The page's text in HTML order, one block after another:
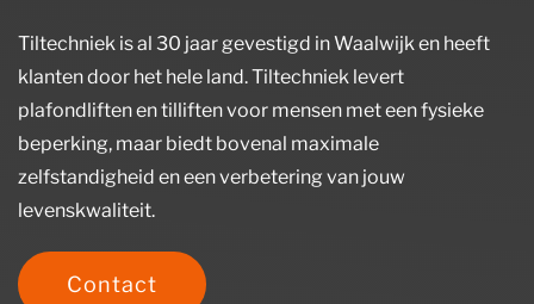
Tiltechniek is al 30 jaar gevestigd in Waalwijk en heeft
klanten door het hele land. Tiltechniek levert
plafondliften en tilliften voor mensen met een fysieke
beperking, maar biedt bovenal maximale
zelfstandigheid en een verbetering van jouw
levenskwaliteit.
Contact